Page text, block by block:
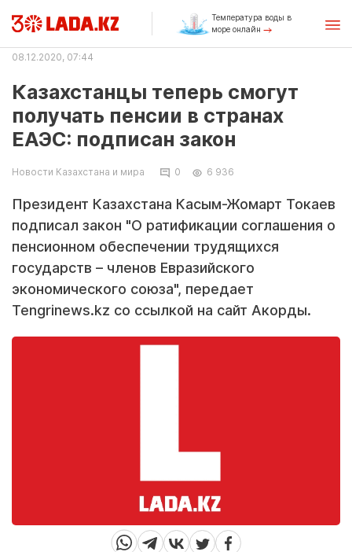
Температура воды в
море онлайн
08.12.2020, 07:44
Казахстанцы теперь смогут
получать пенсии в странах
ЕАЭС: подписан закон
Новости Казахстана и мира 0 6 936
Президент Казахстана Касым-Жомарт Токаев
подписал закон "О ратификации соглашения о
пенсионном обеспечении трудящихся
государств – членов Евразийского
экономического союза", передает
Tengrinews.kz со ссылкой на сайт Акорды.